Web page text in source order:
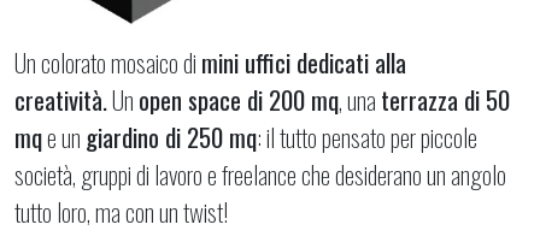
Un colorato mosaico dimini uffici dedicati alla
creatività.Unopen space di 200 mq, unaterrazza di 50
mqe ungiardino di 250 mq: il tutto pensato per piccole
società, gruppi di lavoro e freelance che desiderano un angolo
tutto loro, ma con un twist!